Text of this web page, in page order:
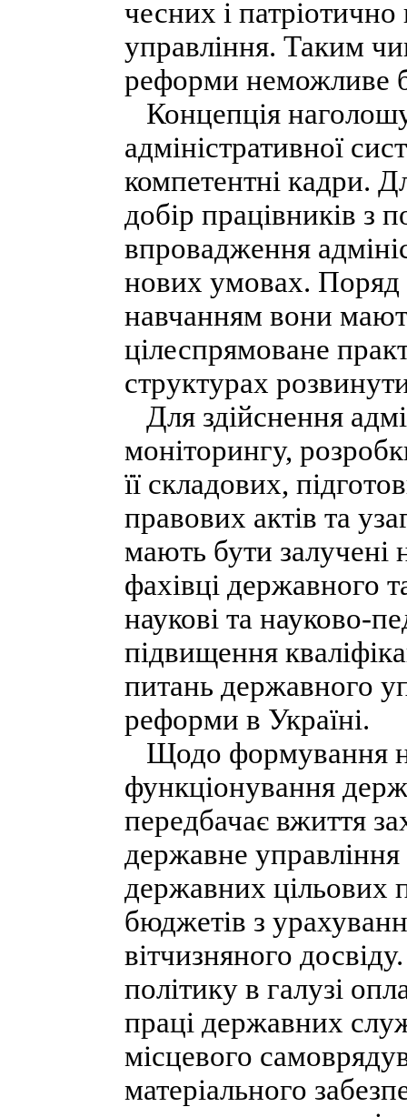
чесних і
управління. Таким
реформи неможливе
Концепція
адміністративної
компетентні кадри.
добір працівників з
впровадження
нових умовах. Поряд
навчанням вони
цілеспрямоване
структурах
Для здійснення
моніторингу,
її складових,
правових актів та
мають бути залучені
фахівці державного
наукові та науково-
підвищення
питань державного
реформи в Україні.
Щодо формування
функціонування
передбачає вжиття
державне
державних цільових
бюджетів з
вітчизняного
політику в галузі
праці державних
місцевого
матеріального